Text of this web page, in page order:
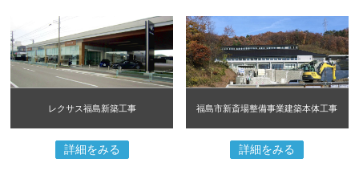
レクサス福島新築工事
詳細をみる
福島市新斎場整備事業建築本体工事
詳細をみる